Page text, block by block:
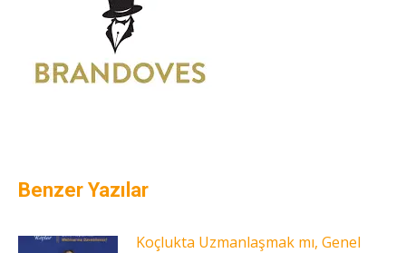
Benzer Yazılar
Koçlukta Uzmanlaşmak mı, Genel